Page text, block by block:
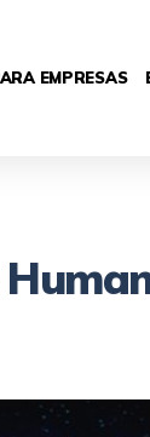
EMPRESAS